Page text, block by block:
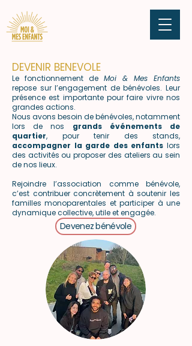
DEVENIR BENEVOLE
Le fonctionnement de Moi & Mes Enfants
repose sur l’engagement de bénévoles. Leur
présence est importante pour faire vivre nos
grandes actions.
Nous avons besoin de bénévoles, notamment
lors de nos grands événements de
quartier, pour tenir des stands,
accompagner la garde des enfants lors
des activités ou proposer des ateliers au sein
de nos lieux.
Rejoindre l’association comme bénévole,
c’est contribuer concrètement à soutenir les
familles monoparentales et participer à une
dynamique collective, utile et engagée.
Devenez bénévole